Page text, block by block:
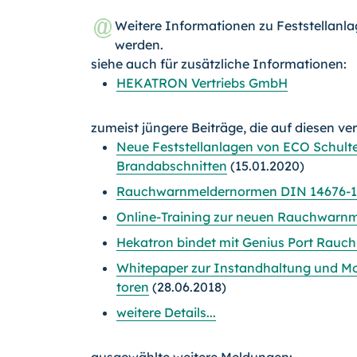
Weitere Informationen zu
werden.
siehe auch für zusätzliche Informationen:
HEKATRON Vertriebs GmbH
zumeist jüngere Beiträge, die auf diesen
Neue Feststellanlagen von ECO
Brandabschnitten (15.01.2020)
Rauchwarnmeldernormen DIN 14676-
Online-Training zur neuen
Hekatron bindet mit Genius Port
Whitepaper zur Instandhaltung und
toren (28.06.2018)
weitere Details...